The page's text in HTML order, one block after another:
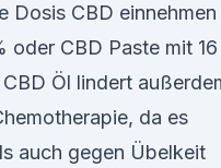
Dosis CBD einnehmen
oder CBD Paste mit 16
Öl lindert
da es
auch gegen Übelkeit